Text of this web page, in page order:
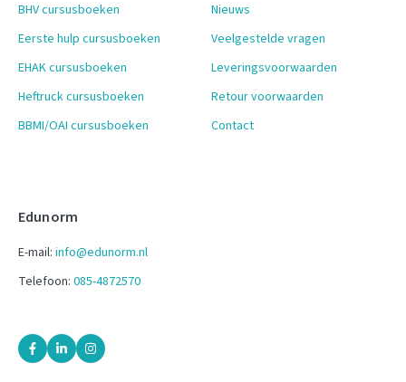
BHV cursusboeken
Eerste hulp cursusboeken
EHAK cursusboeken
Heftruck cursusboeken
BBMI/OAI cursusboeken
Nieuws
Veelgestelde vragen
Leveringsvoorwaarden
Retour voorwaarden
Contact
Edunorm
E-mail: info@edunorm.nl
Telefoon: 085-4872570